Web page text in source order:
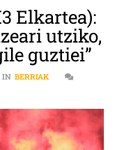
Elkartea):
utziko,
guztiei”
IN BERRIAK
MARTINEZ (M3 ELKARTEA):